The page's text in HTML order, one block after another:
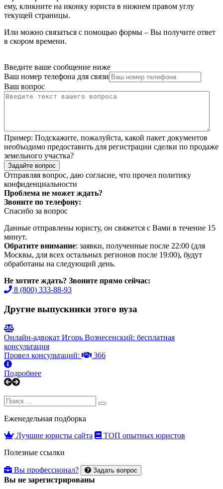
ему, кликните на иконку юриста в нижнем правом углу
текущей страницы.
Или можно связаться с помощью формы – Вы получите ответ
в скором времени.
Введите ваше сообщение ниже
Ваш номер телефона для связи
Ваш вопрос
Пример: Подскажите, пожалуйста, какой пакет документов
необъодимо предоставить для регистрации сделки по продаже
земельного участка?
Задайте вопрос
Отправляя вопрос, даю согласие, что прочел политику
конфиденциальности
Проблема не может ждать?
Звоните по телефону:
Спасибо за вопрос
Данные отправлены юристу, он свяжется с Вами в течение 15
минут.
Обратите внимание: заявки, полученные после 22:00 (для
Москвы, для всех остальных регионов после 19:00), будут
обработаны на следующий день.
Не хотите ждать? Звоните прямо сейчас:
8 (800) 333-88-93
Другие выпускники этого вуза
Онлайн-адвокат Игорь Вознесенский: бесплатная
консультация
Провел консультаций:
366
Подробнее
Search
for:
Search
Еженедельная подборка
Лучшие юристы сайта
ТОП опытных юристов
Полезные ссылки
Вы профессионал? Задать вопрос
Вы не зарегистрированы